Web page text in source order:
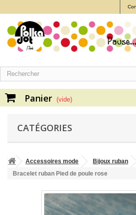
Panier (vide)
CATÉGORIES
Accessoires mode Bijoux ruban
Bracelet ruban Pied de poule rose